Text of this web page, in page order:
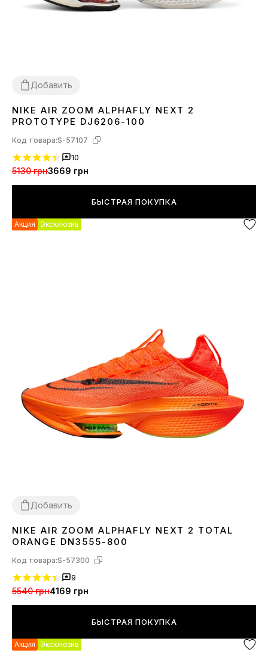
Добавить
3839 4142 4445
NIKE AIR ZOOM ALPHAFLY NEXT 2
PROTOTYPE DJ6206-100
Код товара:S-57107
10
5130 грн3669 грн
БЫСТРАЯ ПОКУПКА
Акция Эксклюзив
Добавить
3637 38 39 40414445
NIKE AIR ZOOM ALPHAFLY NEXT 2 TOTAL
ORANGE DN3555-800
Код товара:S-57300
9
5540 грн4169 грн
БЫСТРАЯ ПОКУПКА
Акция Эксклюзив